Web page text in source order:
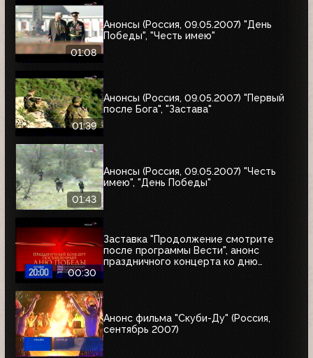
01:08
Анонсы (Россия, 09.05.2007) "День
Победы", "Честь имею"
01:39
Анонсы (Россия, 09.05.2007) "Первый
после Бога", "Застава"
01:43
Анонсы (Россия, 09.05.2007) "Честь
имею", "День Победы"
00:30
Заставка "Продолжение смотрите
после программы Вести", анонс
праздничного концерта ко дню
Анонс фильма "Скуби-Ду" (Россия,
сентябрь 2007)